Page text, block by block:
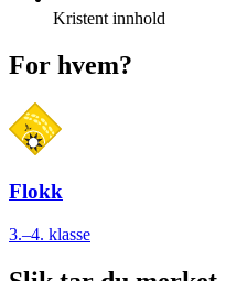
Kristent innhold
For hvem?
Flokk
3.–4. klasse